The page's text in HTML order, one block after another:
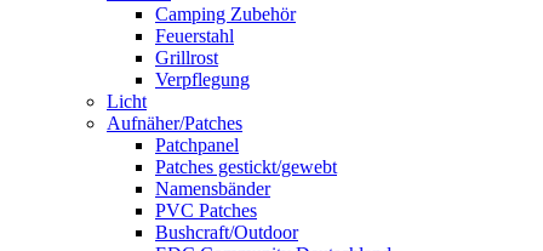
Camping Zubehör
Feuerstahl
Grillrost
Verpflegung
Licht
Aufnäher/Patches
Patchpanel
Patches gestickt/gewebt
Namensbänder
PVC Patches
Bushcraft/Outdoor